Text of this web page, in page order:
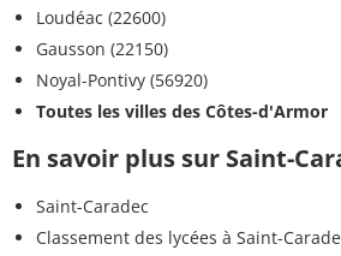
Loudéac (22600)
Gausson (22150)
Noyal-Pontivy (56920)
Toutes les villes des Côtes-d'Armor
En savoir plus sur Saint-
Saint-Caradec
Classement des lycées à Saint-